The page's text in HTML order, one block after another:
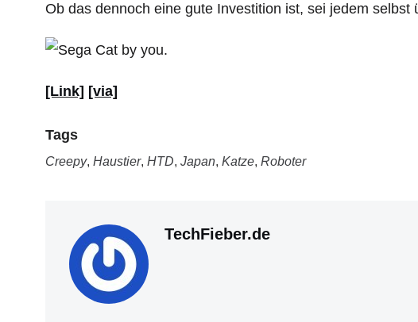
Ob das dennoch eine gute Investition ist, sei jedem selbst
[Link] [via]
Tags
Creepy, Haustier, HTD, Japan, Katze, Roboter
TechFieber.de